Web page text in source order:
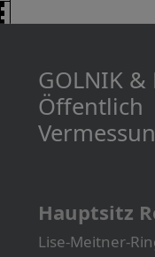
GOLNIK &
Hauptsitz
Lise-Meitner-